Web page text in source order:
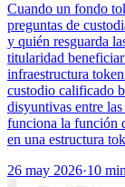
Cuando un fondo
preguntas de
y quién resguarda
titularidad
infraestructura
custodio calificado
disyuntivas entre
funciona la función
en una estructura
26 may 2026·10